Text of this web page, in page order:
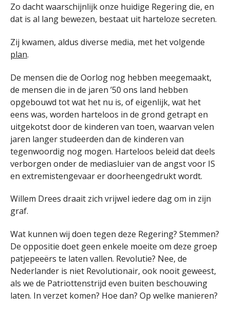
Zo dacht waarschijnlijk onze huidige Regering die, en
dat is al lang bewezen, bestaat uit harteloze secreten.
Zij kwamen, aldus diverse media, met het volgende
plan.
De mensen die de Oorlog nog hebben meegemaakt,
de mensen die in de jaren ’50 ons land hebben
opgebouwd tot wat het nu is, of eigenlijk, wat het
eens was, worden harteloos in de grond getrapt en
uitgekotst door de kinderen van toen, waarvan velen
jaren langer studeerden dan de kinderen van
tegenwoordig nog mogen. Harteloos beleid dat deels
verborgen onder de mediasluier van de angst voor IS
en extremistengevaar er doorheengedrukt wordt.
Willem Drees draait zich vrijwel iedere dag om in zijn
graf.
Wat kunnen wij doen tegen deze Regering? Stemmen?
De oppositie doet geen enkele moeite om deze groep
patjepeeërs te laten vallen. Revolutie? Nee, de
Nederlander is niet Revolutionair, ook nooit geweest,
als we de Patriottenstrijd even buiten beschouwing
laten. In verzet komen? Hoe dan? Op welke manieren?